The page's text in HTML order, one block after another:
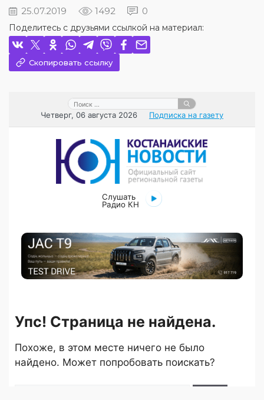
25.07.2019 1492 0
Поделитесь с друзьями ссылкой на материал:
Скопировать ссылку